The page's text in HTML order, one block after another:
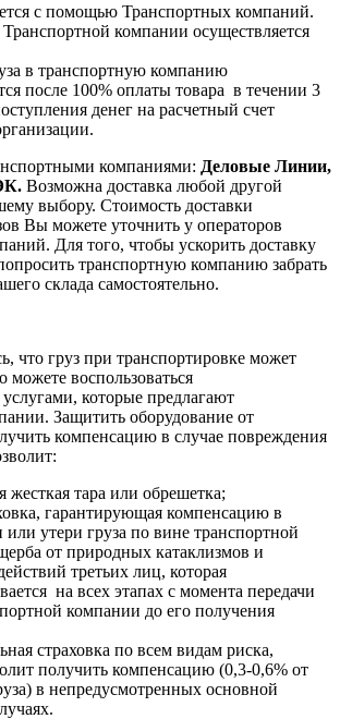
с помощью Транспортных компаний.
Транспортной компании осуществляется
в транспортную компанию
после 100% оплаты товара в течении 3
денег на расчетный счет
компаниями: Деловые Линии,
Возможна доставка любой другой
выбору. Стоимость доставки
Вы можете уточнить у операторов
Для того, чтобы ускорить доставку
транспортную компанию забрать
склада самостоятельно.
что груз при транспортировке может
можете воспользоваться
которые предлагают
Защитить оборудование от
компенсацию в случае повреждения
жесткая тара или обрешетка;
гарантирующая компенсацию в
или утери груза по вине транспортной
от природных катаклизмов и
третьих лиц, которая
на всех этапах с момента передачи
компании до его получения
страховка по всем видам риска,
получить компенсацию (0,3-0,6% от
в непредусмотренных основной